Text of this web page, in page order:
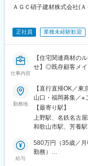
■店舗運営部の組織
シニアSV1名、SV/
■配属先：店舗運営部
担当店舗数はこれ
・店舗で商品・接
・先輩SVに同行し
● 2ヶ月～
・徐々に巡回業務・
● 1年～3年
◎ 実際に、入社1年
◎ 3ヶ月ごとの立候
ＡＧＣ硝子建材株式会社(
正社員 業種未経験歓迎
仕事内容
【住宅関連商材の
せ】◎既存顧客メ
勤務地
【直行直帰OK／
山口・福岡募集／※
上野本社（東京ビ
工事支店）＞東京
10F＜名古屋支店＞
阪支店＞大阪府大
大阪市中央区伏見
【最寄り駅】
上野駅、名鉄名古
和歌山市駅、芳養
屋駅、野田阪神駅
給与
580万円（35歳／
勤務）